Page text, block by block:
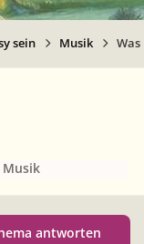
sein Musik
Musik
antworten